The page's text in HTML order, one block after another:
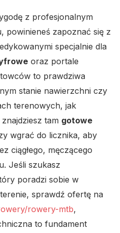
z profesjonalnym
powinieneś zapoznać się z
specjalnie dla
oraz portale
to prawdziwa
stanie nawierzchni czy
terenowych, jak
tam gotowe
wgrać do licznika, aby
ciągłego, męczącego
Jeśli szukasz
poradzi sobie w
sprawdź ofertę na
rowery-mtb,
to fundament